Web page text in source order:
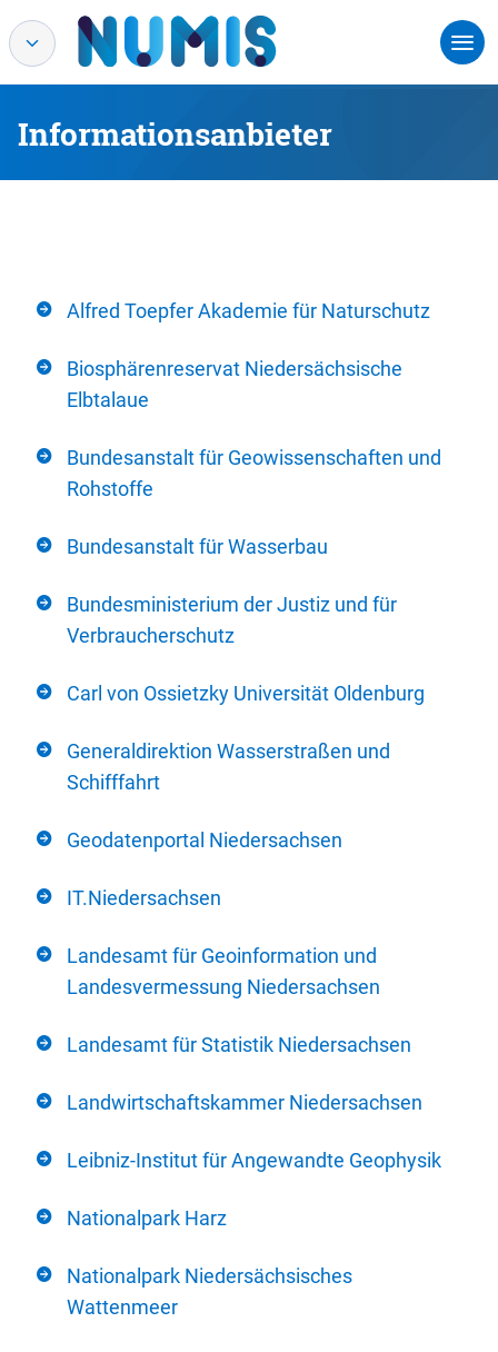
Informationsanbieter
Alfred Toepfer Akademie für Naturschutz
Biosphärenreservat Niedersächsische
Elbtalaue
Bundesanstalt für Geowissenschaften und
Rohstoffe
Bundesanstalt für Wasserbau
Bundesministerium der Justiz und für
Verbraucherschutz
Carl von Ossietzky Universität Oldenburg
Generaldirektion Wasserstraßen und
Schifffahrt
Geodatenportal Niedersachsen
IT.Niedersachsen
Landesamt für Geoinformation und
Landesvermessung Niedersachsen
Landesamt für Statistik Niedersachsen
Landwirtschaftskammer Niedersachsen
Leibniz-Institut für Angewandte Geophysik
Nationalpark Harz
Nationalpark Niedersächsisches
Wattenmeer